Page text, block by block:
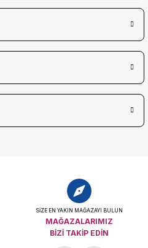
SİZE EN YAKIN MAĞAZAYI BULUN
MAĞAZALARIMIZ
BİZİ TAKİP EDİN